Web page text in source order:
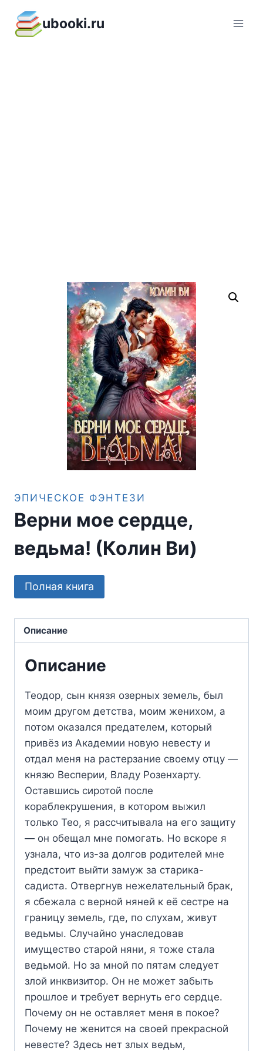
содержимому
ubooki.ru
ЭПИЧЕСКОЕ ФЭНТЕЗИ
Верни мое сердце,
ведьма! (Колин Ви)
Полная книга
Описание
Описание
Теодор, сын князя озерных земель, был
моим другом детства, моим женихом, а
потом оказался предателем, который
привёз из Академии новую невесту и
отдал меня на растерзание своему отцу —
князю Весперии, Владу Розенхарту.
Оставшись сиротой после
кораблекрушения, в котором выжил
только Тео, я рассчитывала на его защиту
— он обещал мне помогать. Но вскоре я
узнала, что из-за долгов родителей мне
предстоит выйти замуж за старика-
садиста. Отвергнув нежелательный брак,
я сбежала с верной няней к её сестре на
границу земель, где, по слухам, живут
ведьмы. Случайно унаследовав
имущество старой няни, я тоже стала
ведьмой. Но за мной по пятам следует
злой инквизитор. Он не может забыть
прошлое и требует вернуть его сердце.
Почему он не оставляет меня в покое?
Почему не женится на своей прекрасной
невесте? Здесь нет злых ведьм,